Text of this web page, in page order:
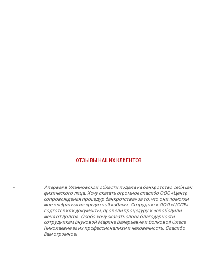
ОТЗЫВЫ НАШИХ КЛИЕНТОВ
Я первая в Ульяновской области подала на банкротство себя как
физического лица. Хочу сказать огромное спасибо ООО «Центр
сопровождения процедур банкротства» за то, что они помогли
мне выбраться из кредитной кабалы. Сотрудники ООО «ЦСПБ»
подготовили документы, провели процедуру и освободили
меня от долгов. Особо хочу сказать слова благодарности
сотрудникам Внуковой Марине Валерьевне и Волковой Олесе
Николаевне за их профессионализм и человечность. Спасибо
Вам огромное!